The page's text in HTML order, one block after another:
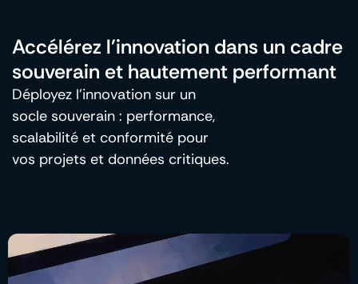
Accélérez l'innovation dans un cadre
souverain et hautement performant
Déployez l’innovation sur un
socle souverain : performance,
scalabilité et conformité pour
vos projets et données critiques.